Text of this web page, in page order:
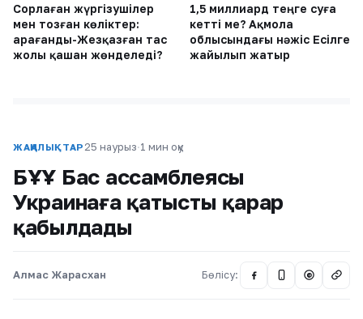
Сорлаған жүргізушілер
мен тозған көліктер:
Қарағанды-Жезқазған тас
жолы қашан жөнделеді?
1,5 миллиард теңге суға
кетті ме? Ақмола
облысындағы нәжіс Есілге
жайылып жатыр
ЖАҢАЛЫҚТАР 25 наурыз·1 мин оқу
БҰҰ Бас ассамблеясы
Украинаға қатысты қарар
қабылдады
Алмас Жарасхан Бөлісу: @